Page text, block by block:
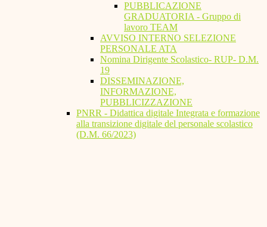
PUBBLICAZIONE
GRADUATORIA - Gruppo di
lavoro TEAM
AVVISO INTERNO SELEZIONE
PERSONALE ATA
Nomina Dirigente Scolastico- RUP- D.M.
19
DISSEMINAZIONE,
INFORMAZIONE,
PUBBLICIZZAZIONE
PNRR - Didattica digitale Integrata e formazione
alla transizione digitale del personale scolastico
(D.M. 66/2023)